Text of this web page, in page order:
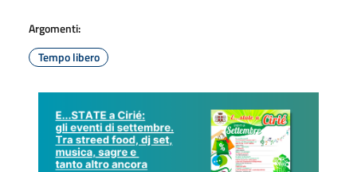
Argomenti:
Tempo libero